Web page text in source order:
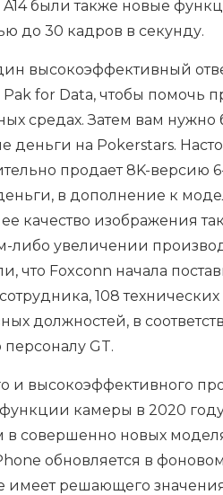
A14 были также новые
до 30 кадров в секунду.
высокоэффективный
for Data, чтобы помочь
средах. Затем вам нужно
деньги на Pokerstars.
продает 8K-версию
в дополнение к
качество изображения
либо увеличении
что Foxconn начала
108
должностей, в
GT.
и высокоэффективного
камеры в 2020
совершенно новых
обновляется в
имеет решающего